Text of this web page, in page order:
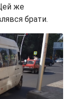
же
брати.